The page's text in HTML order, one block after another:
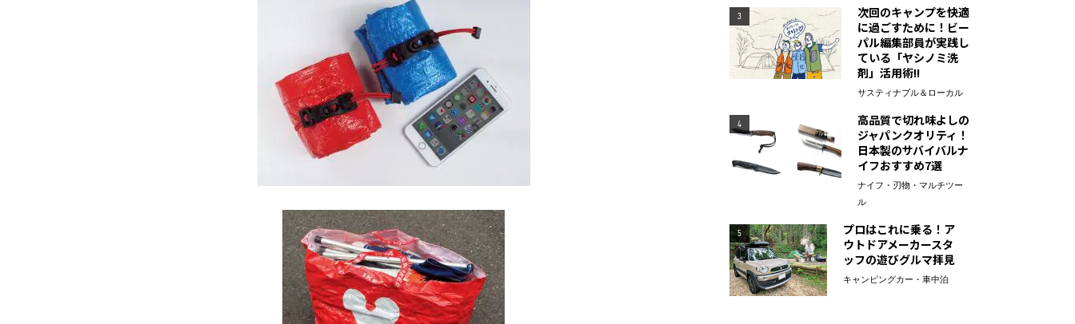
3
次回のキャンプを快適
に過ごすために！ビー
パル編集部員が実践し
ている「ヤシノミ洗
剤」活用術!!
サスティナブル＆ローカル
4
高品質で切れ味よしの
ジャパンクオリティ！
日本製のサバイバルナ
イフおすすめ7選
ナイフ・刃物・マルチツー
ル
5
プロはこれに乗る！ア
ウトドアメーカースタ
ッフの遊びグルマ拝見
キャンピングカー・車中泊